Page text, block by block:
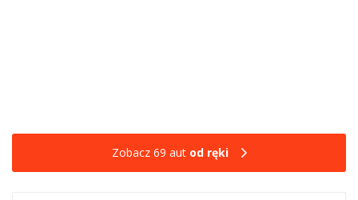
Zobacz 69 aut od ręki